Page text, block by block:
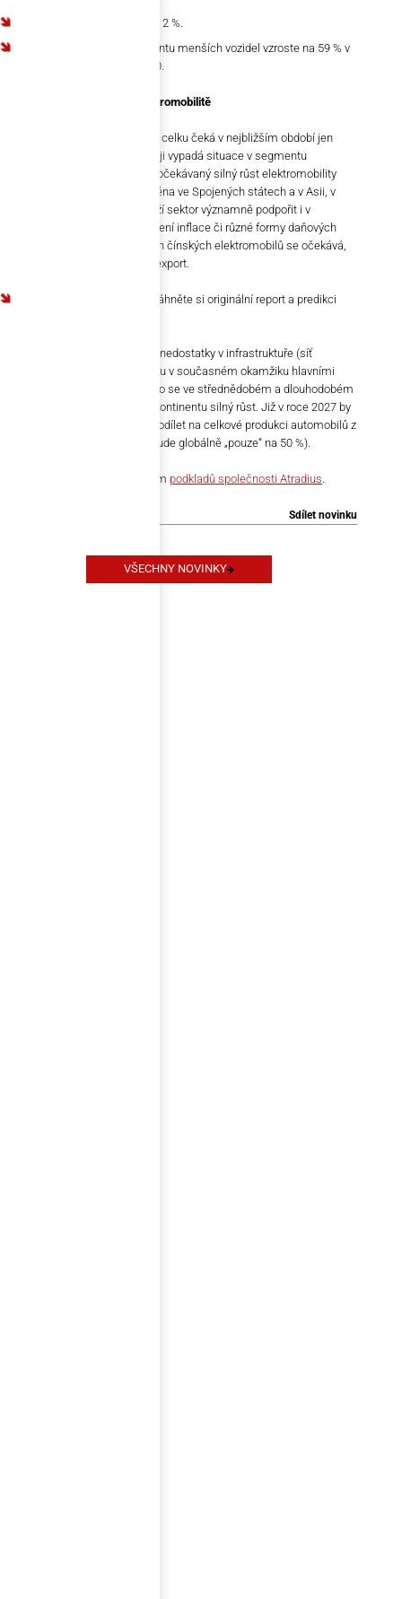
V roce 2024 však zpomalí na 2 %.
Podíl elektromobilů v segmentu menších vozidel vzroste na 59 % v
roce 2030 z 10 % v roce 2020.
Zřetelný posun směrem k elektromobilitě
Jestliže výrobu automobilů jako celku čeká v nejbližším období jen
mírný růst, mnohem dynamičtěji vypadá situace v segmentu
elektrických automobilů. Právě očekávaný silný růst elektromobility
potáhne celé odvětví, a to zejména ve Spojených státech a v Asii, v
čele s Čínou. Obě země se snaží sektor významně podpořit i v
legislativní oblasti (zákon o snížení inflace či různé formy daňových
úlev). V případě nově vyrobených čínských elektromobilů se očekává,
že půjde ve významné míře na export.
Chcete detailní statistiky? Stáhněte si originální report a predikci
A kde je Evropa? Vysoké ceny a nedostatky v infrastruktuře (síť
nabíječek pro elektromobily) jsou v současném okamžiku hlavními
brzdami prudšího rozvoje. Přesto se ve střednědobém a dlouhodobém
horizontu očekává i na starém kontinentu silný růst. Již v roce 2027 by
se výroba elektromobilů měla podílet na celkové produkci automobilů z
80 % (zatímco ve stejné době bude globálně „pouze“ na 50 %).
Aktualitu jsme vytvořili s využitím podkladů společnosti Atradius.
Sdílet novinku
VŠECHNY NOVINKY